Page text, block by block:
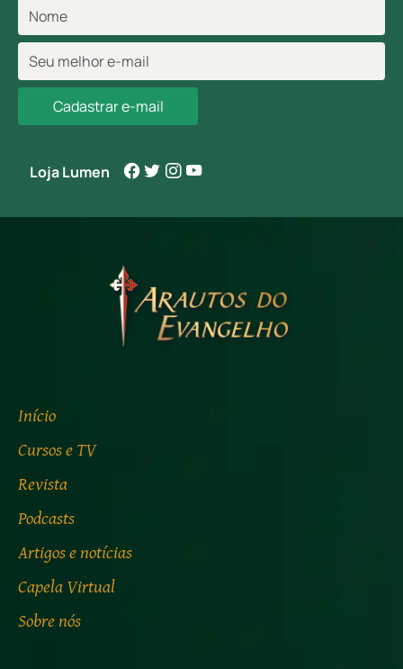
Cadastrar e-mail
Loja Lumen
Início
Cursos e TV
Revista
Podcasts
Artigos e notícias
Capela Virtual
Sobre nós